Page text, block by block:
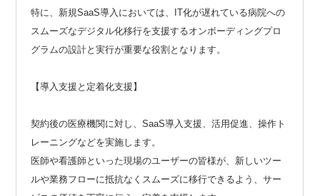
特に、新規SaaS導入においては、IT化が遅れている病院への
スムーズなデジタル化移行を支援するオンボーディングプロ
グラムの設計と実行が重要な役割となります。
【導入支援と定着化支援】
契約後の医療機関に対し、SaaS導入支援、活用促進、操作ト
レーニングなどを実施します。
医師や看護師といった現場のユーザーの皆様が、新しいツー
ルや業務フローに抵抗なくスムーズに移行できるよう、サー